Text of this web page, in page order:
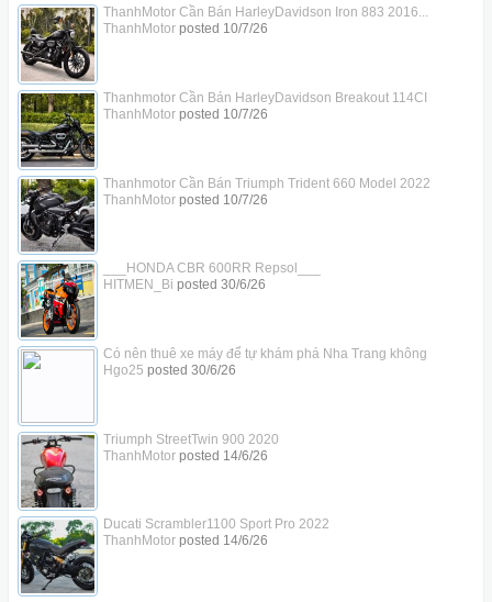
ThanhMotor Cần Bán HarleyDavidson Iron 883 2016...
ThanhMotorposted 10/7/26
Thanhmotor Cần Bán HarleyDavidson Breakout 114CI
ThanhMotorposted 10/7/26
Thanhmotor Cần Bán Triumph Trident 660 Model 2022
ThanhMotorposted 10/7/26
___HONDA CBR 600RR Repsol___
HITMEN_Bi posted 30/6/26
Có nên thuê xe máy để tự khám phá Nha Trang không
Hgo25 posted 30/6/26
Triumph StreetTwin 900 2020
ThanhMotorposted 14/6/26
Ducati Scrambler1100 Sport Pro 2022
ThanhMotorposted 14/6/26